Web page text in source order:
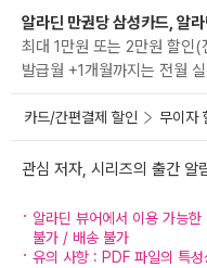
알라딘 만권당 삼성카드, 알
최대 1만원 또는 2만원 할
발급월 +1개월까지는 전월
카드/간편결제 할인 무이자
관심 저자, 시리즈의 출간 알
알라딘 뷰어에서 이용 가능
불가 / 배송 불가
유의 사항 : PDF 파일의 특